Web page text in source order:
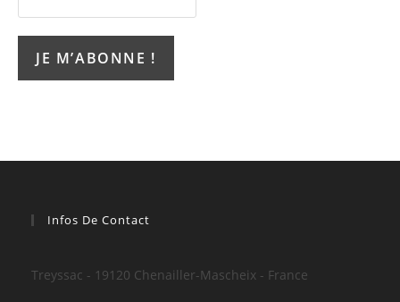
Infos De Contact
Treyssac - 19120 Chenailler-Mascheix - France